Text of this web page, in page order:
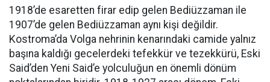
1918’de esaretten firar edip gelen Bediüzzaman ile
1907’de gelen Bediüzzaman aynı kişi değildir.
Kostroma’da Volga nehrinin kenarındaki camide yalnız
başına kaldığı gecelerdeki tefekkür ve tezekkürü, Eski
Said’den Yeni Said’e yolculuğun en önemli dönüm